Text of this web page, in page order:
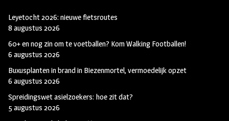
Leyetocht 2026: nieuwe fietsroutes
8 augustus 2026
60+ en nog zin om te voetballen? Kom Walking Footballen!
6 augustus 2026
Buxusplanten in brand in Biezenmortel, vermoedelijk opzet
6 augustus 2026
Spreidingswet asielzoekers: hoe zit dat?
5 augustus 2026